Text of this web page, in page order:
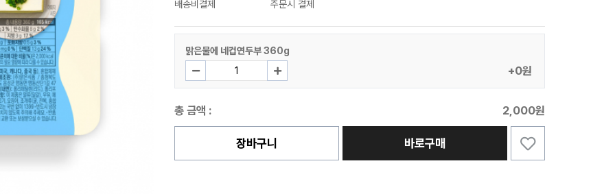
배송비결제 주문시 결제
맑은물에 네컵연두부 360g
+0원
총 금액 : 2,000원
장바구니 바로구매